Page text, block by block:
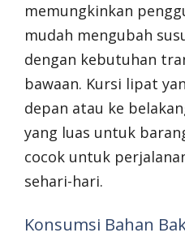
memungkinkan
mudah mengubah
dengan kebutuhan
bawaan. Kursi lipat
depan atau ke
yang luas untuk
cocok untuk
sehari-hari.
Konsumsi Bahan